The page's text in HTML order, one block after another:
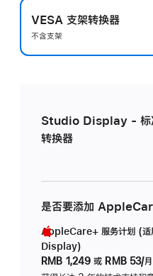
VESA 支架转换器
不含支架
Studio Display - 标
转换器
是否要添加
AppleCare+ 服务计划 (
Display)
RMB 1,249 或 RMB 53/